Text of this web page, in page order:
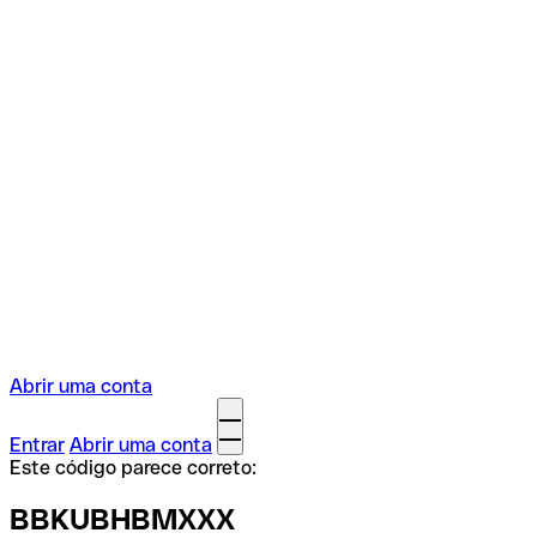
Abrir uma conta
Entrar Abrir uma conta
Este código parece correto:
BBKUBHBMXXX